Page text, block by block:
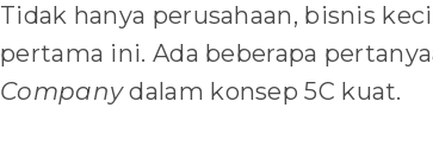
Tidak hanya perusahaan, bisnis
pertama ini. Ada beberapa
Companydalam konsep 5C kuat.